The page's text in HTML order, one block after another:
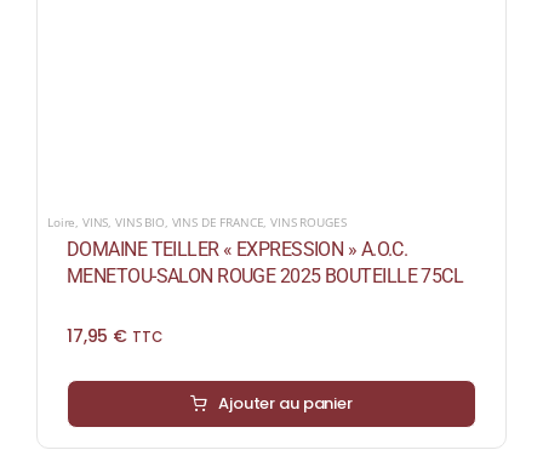
Loire, VINS,VINS BIO, VINS DE FRANCE,VINS ROUGES
DOMAINE TEILLER « EXPRESSION » A.O.C.
MENETOU-SALON ROUGE 2025 BOUTEILLE 75CL
17,95 € TTC
Ajouter au panier